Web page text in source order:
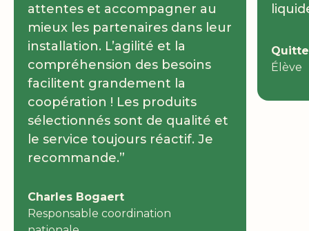
attentes et accompagner au
mieux les partenaires dans leur
installation. L’agilité et la
compréhension des besoins
facilitent grandement la
coopération ! Les produits
sélectionnés sont de qualité et
le service toujours réactif. Je
recommande.”
Charles Bogaert
Responsable coordination
Élève